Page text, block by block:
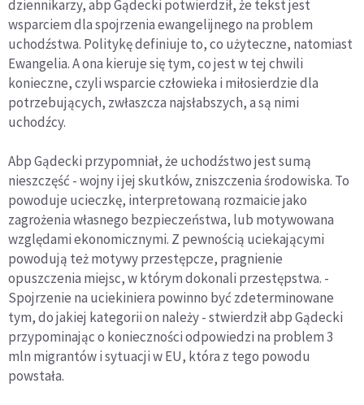
dziennikarzy, abp Gądecki potwierdził, że tekst jest
wsparciem dla spojrzenia ewangelijnego na problem
uchodźstwa. Politykę definiuje to, co użyteczne, natomiast
Ewangelia. A ona kieruje się tym, co jest w tej chwili
konieczne, czyli wsparcie człowieka i miłosierdzie dla
potrzebujących, zwłaszcza najsłabszych, a są nimi
uchodźcy.
Abp Gądecki przypomniał, że uchodźstwo jest sumą
nieszczęść - wojny i jej skutków, zniszczenia środowiska. To
powoduje ucieczkę, interpretowaną rozmaicie jako
zagrożenia własnego bezpieczeństwa, lub motywowana
względami ekonomicznymi. Z pewnością uciekającymi
powodują też motywy przestępcze, pragnienie
opuszczenia miejsc, w którym dokonali przestępstwa. -
Spojrzenie na uciekiniera powinno być zdeterminowane
tym, do jakiej kategorii on należy - stwierdził abp Gądecki
przypominając o konieczności odpowiedzi na problem 3
mln migrantów i sytuacji w EU, która z tego powodu
powstała.